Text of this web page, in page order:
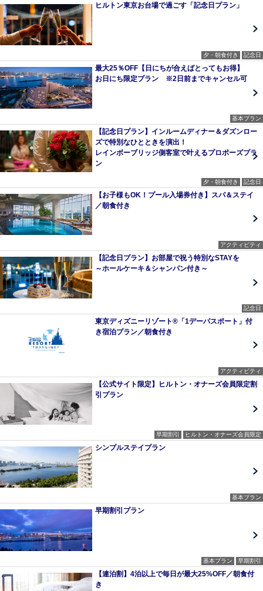
ヒルトン東京お台場で過ごす「記念日プラン」
夕・朝食付き 記念日
最大25％OFF【日にちが合えばとってもお得】
お日にち限定プラン ※2日前までキャンセル可
基本プラン
【記念日プラン】インルームディナー＆ダズンロー
ズで特別なひとときを演出！
レインボーブリッジ側客室で叶えるプロポーズプラ
ン
夕・朝食付き 記念日
【お子様もOK！プール入場券付き】スパ＆ステイ
／朝食付き
アクティビティ
【記念日プラン】お部屋で祝う特別なSTAYを
～ホールケーキ＆シャンパン付き～
記念日
東京ディズニーリゾート®「1デーパスポート」付
き宿泊プラン／朝食付き
アクティビティ
【公式サイト限定】ヒルトン・オナーズ会員限定割
引プラン
早期割引 ヒルトン・オナーズ会員限定
シンプルステイプラン
基本プラン
早期割引プラン
基本プラン 早期割引
【連泊割】4泊以上で毎日が最大25%OFF／朝食付
き